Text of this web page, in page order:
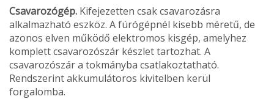
Csavarozógép. Kifejezetten csak csavarozásra
alkalmazható eszköz. A fúrógépnél kisebb méretű, de
azonos elven működő elektromos kisgép, amelyhez
komplett csavarozószár készlet tartozhat. A
csavarozószár a tokmányba csatlakoztat­ható.
Rendszerint akkumulátoros kivitelben kerül
forgalomba.